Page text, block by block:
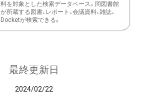
料を対象とした検索データベース。同図書館
が所蔵する図書、レポート、会議資料、雑誌、
Docketが検索できる。
最終更新日
2024/02/22